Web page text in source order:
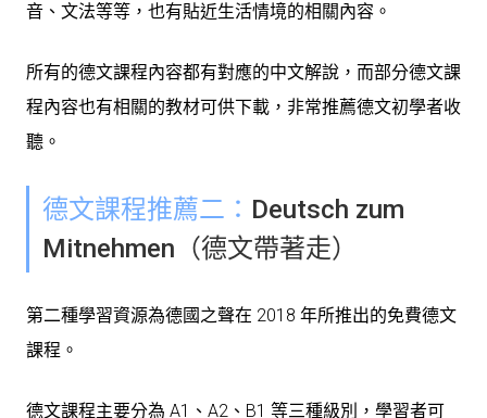
音、文法等等，也有貼近生活情境的相關內容。
所有的德文課程內容都有對應的中文解說，而部分德文課
程內容也有相關的教材可供下載，非常推薦德文初學者收
聽。
德文課程推薦二： Deutsch zum
Mitnehmen（德文帶著走）
第二種學習資源為德國之聲在 2018 年所推出的免費德文
課程。
德文課程主要分為 A1、A2、B1 等三種級別，學習者可